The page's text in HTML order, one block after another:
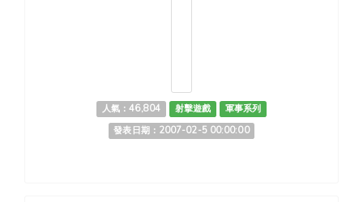
人氣：46,804 射擊遊戲
軍事系列
發表日期：2007-02-5 00:00:00